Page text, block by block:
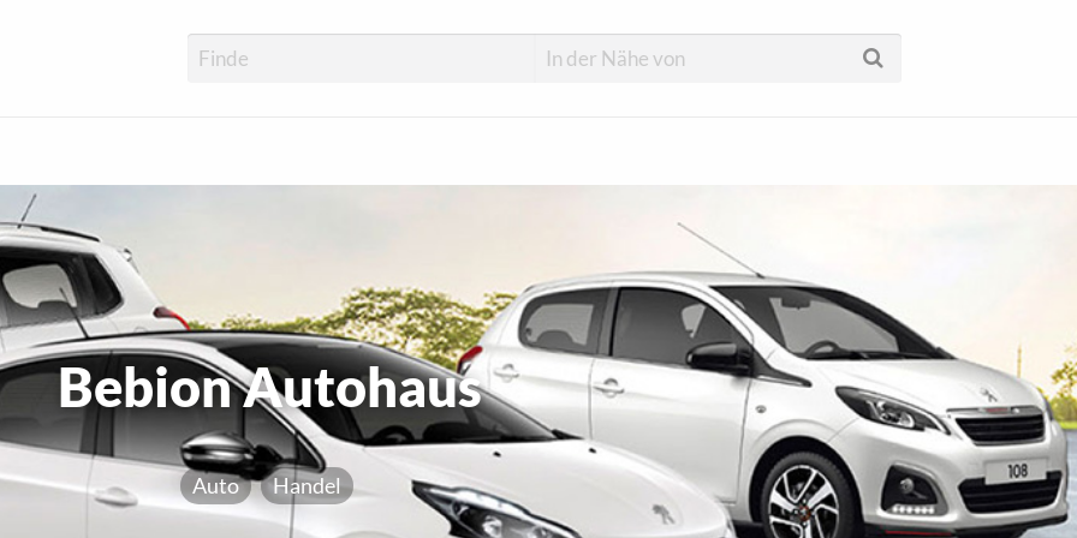
Bebion Autohaus
Auto Handel